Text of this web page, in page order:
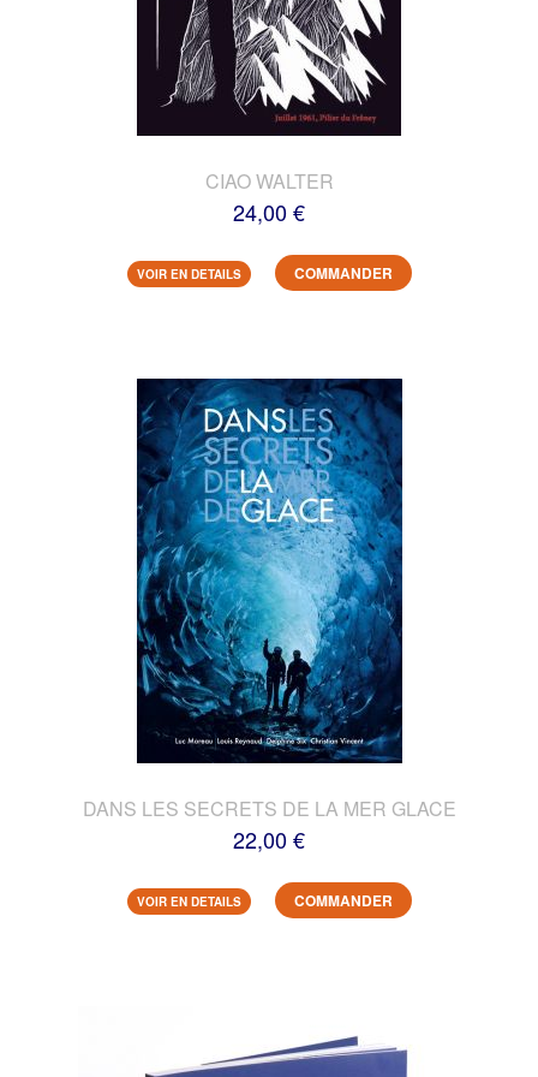
CIAO WALTER
24,00 €
VOIR EN DETAILS COMMANDER
DANS LES SECRETS DE LA MER GLACE
22,00 €
VOIR EN DETAILS COMMANDER